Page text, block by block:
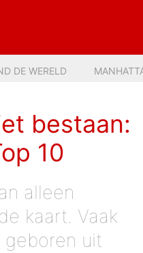
DE WERELD
bestaan:
10
alleen
kaart. Vaak
geboren uit